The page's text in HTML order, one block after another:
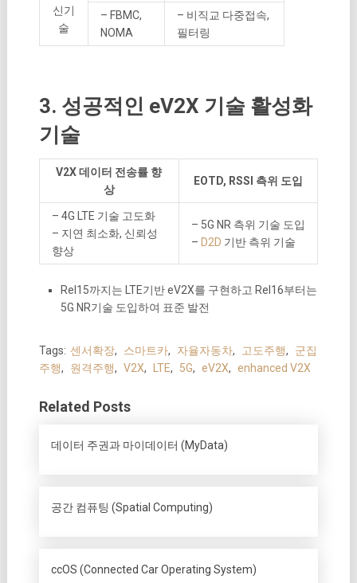
신기
술
– FBMC,
NOMA
– 비직교 다중접속,
필터링
3. 성공적인 eV2X 기술 활성화
기술
V2X 데이터 전송률 향
상
EOTD, RSSI 측위 도입
– 4G LTE 기술 고도화
– 지연 최소화, 신뢰성
향상
– 5G NR 측위 기술 도입
– D2D 기반 측위 기술
Rel15까지는 LTE기반 eV2X를 구현하고 Rel16부터는
5G NR기술 도입하여 표준 발전
Tags: 센서확장, 스마트카, 자율자동차, 고도주행,
군집
주행, 원격주행, V2X, LTE, 5G, eV2X, enhanced V2X
Related Posts
데이터 주권과 마이데이터 (MyData)
공간 컴퓨팅 (Spatial Computing)
ccOS (Connected Car Operating System)